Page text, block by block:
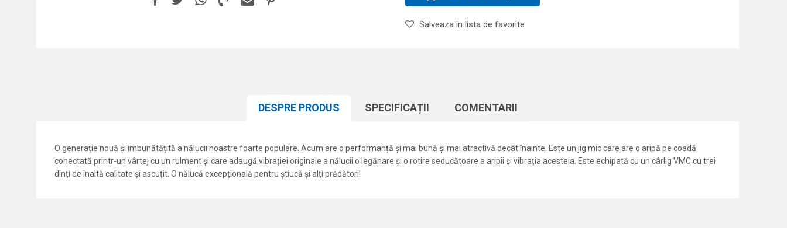
Salveaza in lista de favorite
DESPRE PRODUS SPECIFICAȚII COMENTARII
O generație nouă și îmbunătățită a nălucii noastre foarte populare. Acum are o performanță și mai bună și mai atractivă decât înainte. Este un jig mic care are o aripă pe coadă
conectată printr-un vârtej cu un rulment și care adaugă vibrației originale a nălucii o legănare și o rotire seducătoare a aripii și vibrația acesteia. Este echipată cu un cârlig VMC cu trei
dinți de înaltă calitate și ascuțit. O nălucă excepțională pentru știucă și alți prădători!